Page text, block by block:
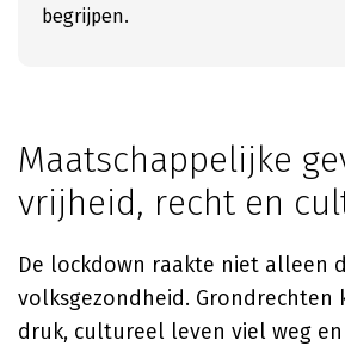
begrijpen.
Maatschappelijke
vrijheid, recht en
De lockdown raakte niet alleen
volksgezondheid. Grondrechten
druk, cultureel leven viel weg